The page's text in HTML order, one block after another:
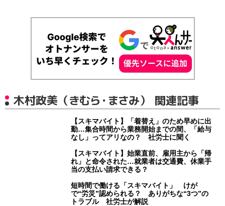
木村政美（きむら・まさみ） 関連記事
【スキマバイト】「着替え」のため早めに出
勤…集合時間から業務開始までの間、「給与
なし」ってアリなの？ 社労士に聞く
【スキマバイト】始業直前、雇用主から「帰
れ」と命令された…就業者は交通費、休業手
当の支払い請求できる？
短時間で働ける「スキマバイト」 けが
で“労災”認められる？ ありがちな“3つ”の
トラブル 社労士が解説